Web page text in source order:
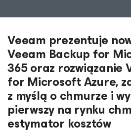
Veeam prezentuje
Veeam Backup for
365 oraz rozwiązanie
for Microsoft Azure,
z myślą o chmurze i
pierwszy na rynku
estymator kosztów